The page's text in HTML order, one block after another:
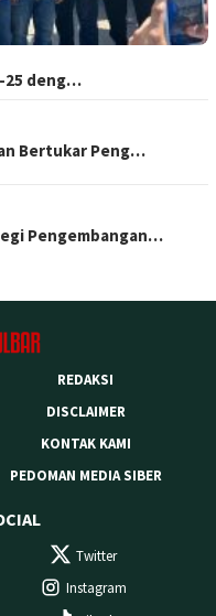
25 deng…
Bertukar Peng…
Pengembangan…
REDAKSI
DISCLAIMER
KONTAK KAMI
PEDOMAN MEDIA SIBER
Twitter
Instagram